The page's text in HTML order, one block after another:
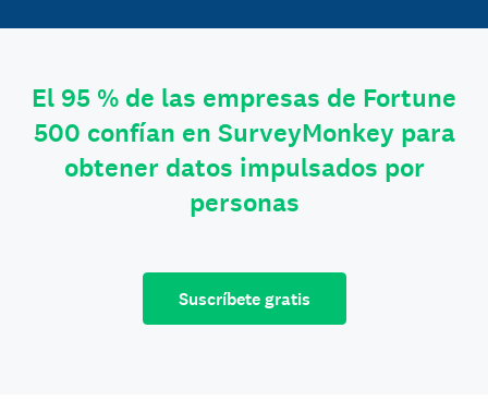
El 95 % de las empresas de Fortune
500 confían en SurveyMonkey para
obtener datos impulsados por
personas
Suscríbete gratis